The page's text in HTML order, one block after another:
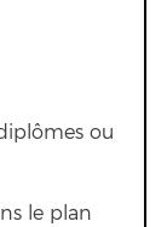
ou
le plan